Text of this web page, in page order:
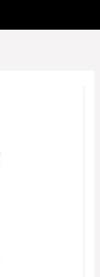
إلى